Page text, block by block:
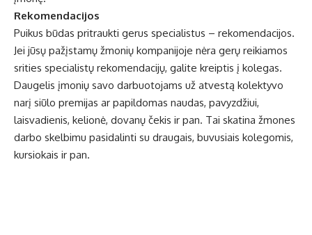
Rekomendacijos
Puikus būdas pritraukti gerus specialistus – rekomendacijos.
Jei jūsų pažįstamų žmonių kompanijoje nėra gerų reikiamos
srities specialistų rekomendacijų, galite kreiptis į kolegas.
Daugelis įmonių savo darbuotojams už atvestą kolektyvo
narį siūlo premijas ar papildomas naudas, pavyzdžiui,
laisvadienis, kelionė, dovanų čekis ir pan. Tai skatina žmones
darbo skelbimu pasidalinti su draugais, buvusiais kolegomis,
kursiokais ir pan.